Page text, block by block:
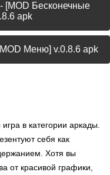
[MOD Бесконечные
apk
Меню] v.0.8.6 apk
в категории аркады.
себя как
Хотя вы
от красивой графики,